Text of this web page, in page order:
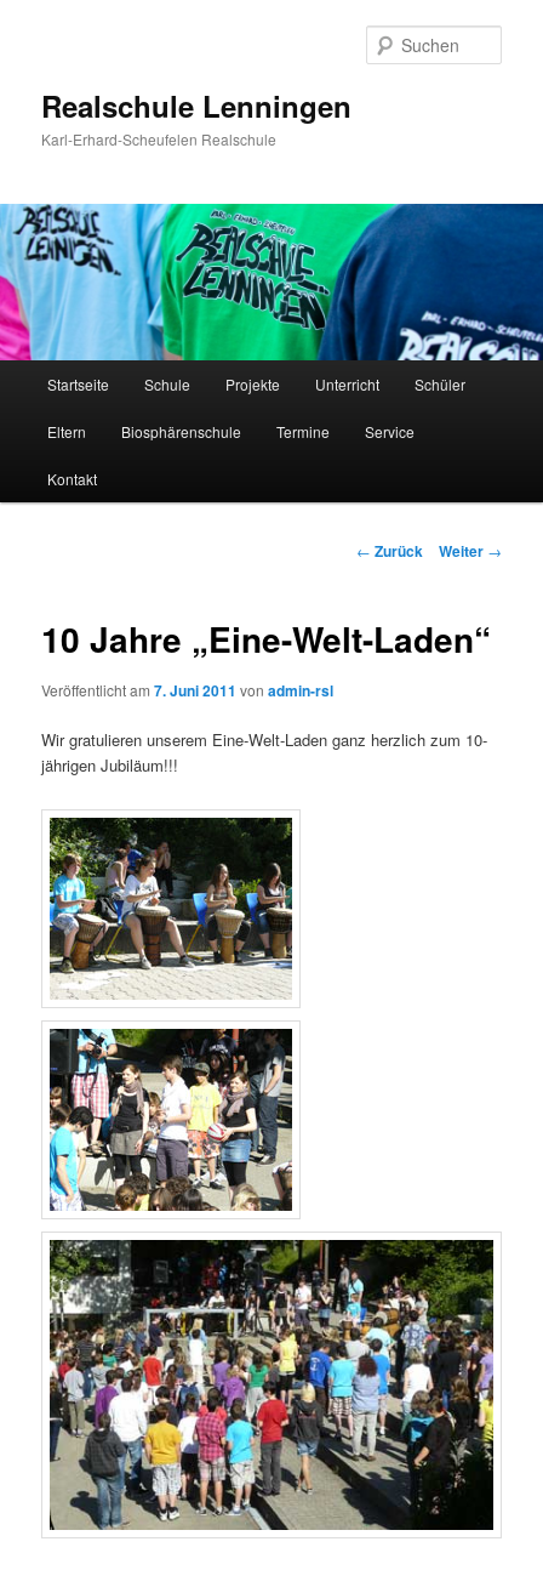
Realschule Lenningen
Karl-Erhard-Scheufelen Realschule
Startseite Schule Projekte Unterricht Schüler
Eltern Biosphärenschule Termine Service
Kontakt
Beitrags-
← Zurück Weiter →
10 Jahre „Eine-Welt-Laden“
Veröffentlicht am7. Juni 2011 vonadmin-rsl
Wir gratulieren unserem Eine-Welt-Laden ganz herzlich zum 10-
jährigen Jubiläum!!!